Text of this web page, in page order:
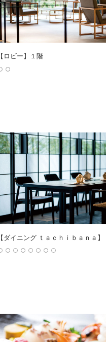
【ロビー】１階
【ダイニング ｔａｃｈｉｂａｎａ】